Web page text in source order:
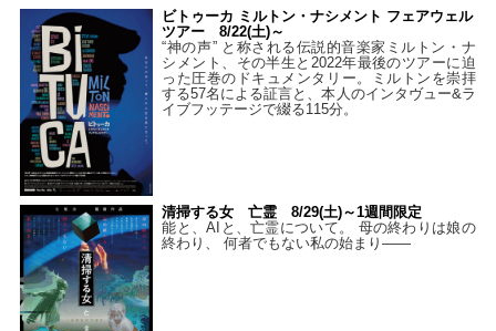
ビトゥーカ ミルトン・ナシメント フェアウェル
ツアー 8/22(土)～
“神の声” と称される伝説的音楽家ミルトン・ナ
シメント、その半生と2022年最後のツアーに迫
った圧巻のドキュメンタリー。ミルトンを崇拝
する57名による証言と、本人のインタヴュー&ラ
イブフッテージで綴る115分。
清掃する女 亡霊 8/29(土)～1週間限定
能と、AIと、亡霊について。 母の終わりは娘の
終わり、 何者でもない私の始まり――